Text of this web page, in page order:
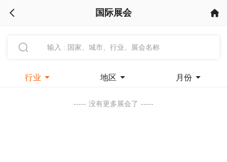
 国际展会 

行业  地区  月份 
----- 没有更多展会了 -----